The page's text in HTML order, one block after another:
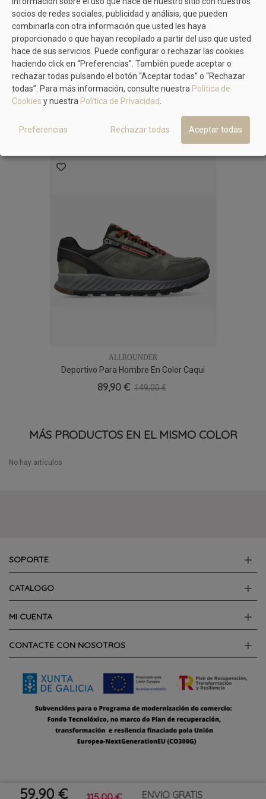
59,90 € ENVIO GRATIS
productoaquítienes todos los
detalles.
nuestras diferentes formas de
pago.
TAMBIÉN TE PUEDE GUSTAR
No hay artículos
MÁS MODELOS DE ALLROUNDER
ALLROUNDER
Deportivo Para Hombre En Color Caqui
89,90 € 149,00 €
MÁS PRODUCTOS EN EL MISMO COLOR
No hay artículos
SOPORTE
CATALOGO
MI CUENTA
CONTACTE CON NOSOTROS
socios de redes sociales, publicidad y análisis, que pueden
combinarla con otra información que usted les haya
proporcionado o que hayan recopilado a partir del uso que usted
hace de sus servicios. Puede configurar o rechazar las cookies
haciendo click en “Preferencias”. También puede aceptar o
rechazar todas pulsando el botón “Aceptar todas” o “Rechazar
todas”. Para más información, consulte nuestra Política de
Cookies y nuestra Política de Privacidad.
Preferencias Rechazar todas Aceptar todas